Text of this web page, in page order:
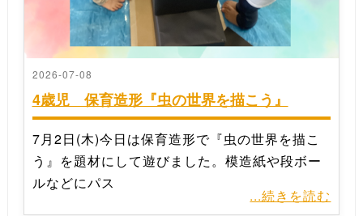
2026-07-08
4歳児 保育造形『虫の世界を描こう』
7月2日(木)今日は保育造形で『虫の世界を描こ
う』を題材にして遊びました。模造紙や段ボー
ルなどにパス
...続きを読む